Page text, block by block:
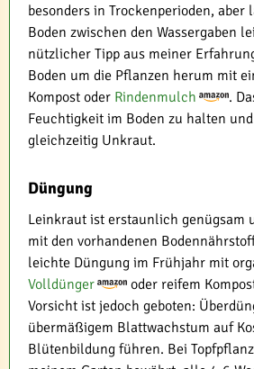
besonders in Trockenperioden, aber
Boden zwischen den Wassergaben
nützlicher Tipp aus meiner
Boden um die Pflanzen herum mit
Kompost oder Rindenmulch
.
Feuchtigkeit im Boden zu halten
gleichzeitig Unkraut.
Düngung
Leinkraut ist erstaunlich genügsam
mit den vorhandenen
leichte Düngung im Frühjahr mit
Volldünger
oder reifem
Vorsicht ist jedoch geboten:
übermäßigem Blattwachstum auf
Blütenbildung führen. Bei